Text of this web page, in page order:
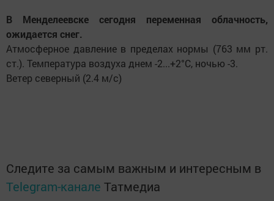
В Менделеевске сегодня переменная облачность,
ожидается снег.
Атмосферное давление в пределах нормы (763 мм рт.
ст.). Температура воздуха днем -2...+2°C, ночью -3.
Ветер северный (2.4 м/с)
Следите за самым важным и интересным в
Telegram-канале Татмедиа